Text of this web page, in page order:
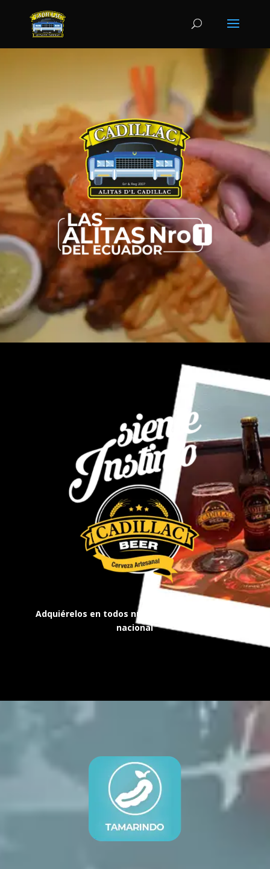
Adquiérelos en todos nuestros locales a nivel
nacional